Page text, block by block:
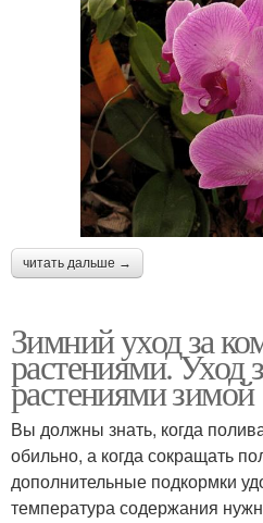
читать дальше →
Зимний уход за
растениями. Уход
растениями зимой
Вы должны знать, когда
обильно, а когда сокращать
дополнительные подкормки
температура содержания